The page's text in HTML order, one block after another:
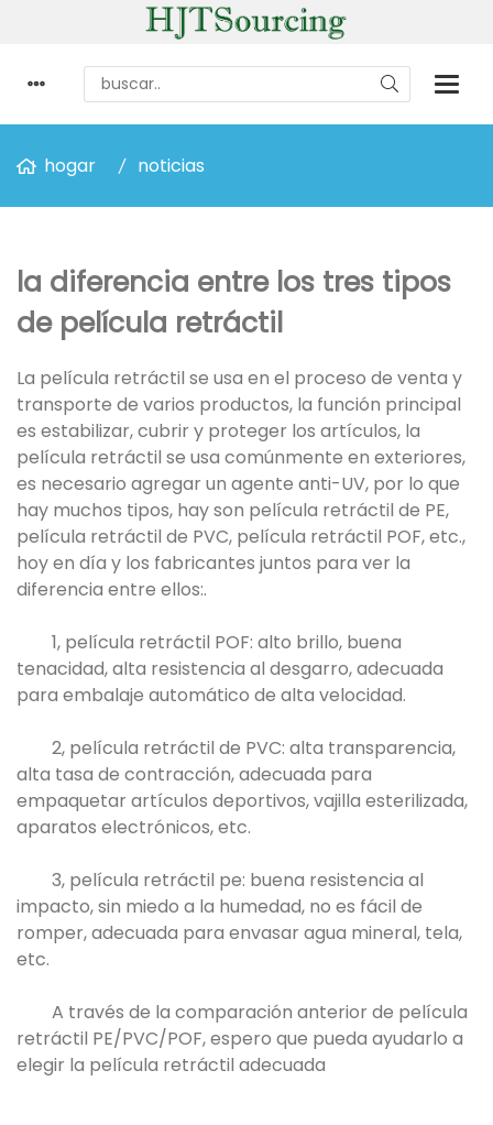
hogar noticias
la diferencia entre los tres tipos
de película retráctil
La película retráctil se usa en el proceso de venta y
transporte de varios productos, la función principal
es estabilizar, cubrir y proteger los artículos, la
película retráctil se usa comúnmente en exteriores,
es necesario agregar un agente anti-UV, por lo que
hay muchos tipos, hay son película retráctil de PE,
película retráctil de PVC, película retráctil POF, etc.,
hoy en día y los fabricantes juntos para ver la
diferencia entre ellos:.
1, película retráctil POF: alto brillo, buena
tenacidad, alta resistencia al desgarro, adecuada
para embalaje automático de alta velocidad.
2, película retráctil de PVC: alta transparencia,
alta tasa de contracción, adecuada para
empaquetar artículos deportivos, vajilla esterilizada,
aparatos electrónicos, etc.
3, película retráctil pe: buena resistencia al
impacto, sin miedo a la humedad, no es fácil de
romper, adecuada para envasar agua mineral, tela,
etc.
A través de la comparación anterior de película
retráctil PE/PVC/POF, espero que pueda ayudarlo a
elegir la película retráctil adecuada